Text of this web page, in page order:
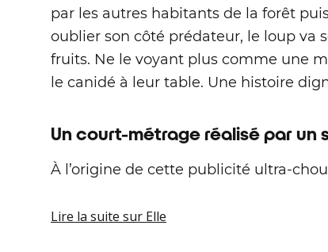
par les autres habitants de la forêt
oublier son côté prédateur, le loup va
fruits. Ne le voyant plus comme une
le canidé à leur table. Une histoire
Un court-métrage réalisé par un
À l’origine de cette publicité ultra-
Lire la suite sur Elle